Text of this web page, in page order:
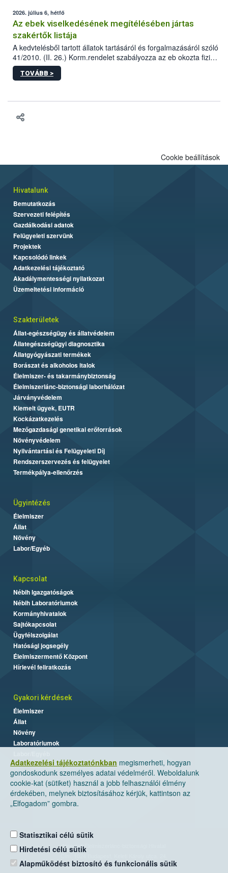
2026. július 6, hétfő
Az ebek viselkedésének megítélésében jártas
szakértők listája
A kedvtelésből tartott állatok tartásáról és forgalmazásáról szóló
41/2010. (II. 26.) Korm.rendelet szabályozza az eb okozta fizikai
sérülés, illetve ennek veszélye keletkezésekor felmerülő
hatósági feladatokat, valamint a veszélyes eb tartását és annak
TOVÁBB >
Adatkezelési tájékoztatónkban megismerheti, hogyan
gondoskodunk személyes adatai védelméről. Weboldalunk
cookie-kat (sütiket) használ a jobb felhasználói élmény
érdekében, melynek biztosításához kérjük, kattintson az
„Elfogadom” gombra.
Statisztikai célú sütik
Hirdetési célú sütik
Alapműködést biztosító és funkcionális sütik
Cookie beállítások
Hivatalunk
Bemutatkozás
Szervezeti felépítés
Gazdálkodási adatok
Felügyeleti szervünk
Projektek
Kapcsolódó linkek
Adatkezelési tájékoztató
Akadálymentességi nyilatkozat
Üzemeltetési információ
Szakterületek
Állat-egészségügy és állatvédelem
Állategészségügyi diagnosztika
Állatgyógyászati termékek
Borászat és alkoholos italok
Élelmiszer- és takarmánybiztonság
Élelmiszerlánc-biztonsági laborhálózat
Járványvédelem
Kiemelt ügyek, EUTR
Kockázatkezelés
Mezőgazdasági genetikai erőforrások
Növényvédelem
Nyilvántartási és Felügyeleti Díj
Rendszerszervezés és felügyelet
Termékpálya-ellenőrzés
Ügyintézés
Élelmiszer
Állat
Növény
Labor/Egyéb
Kapcsolat
Nébih Igazgatóságok
Nébih Laboratóriumok
Kormányhivatalok
Sajtókapcsolat
Ügyfélszolgálat
Hatósági jogsegély
Élelmiszermentő Központ
Hírlevél feliratkozás
Gyakori kérdések
Élelmiszer
Állat
Növény
Laboratóriumok
Nemzeti Élelmiszerlánc-biztonsági Hivatal
Levelezési cím: 1525 Budapest. Pf. 30.